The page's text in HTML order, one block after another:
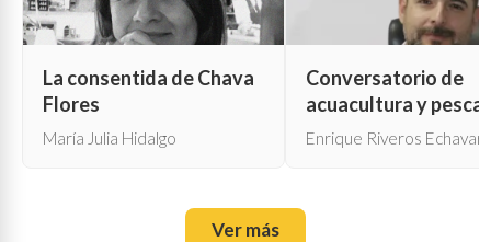
La consentida de Chava
Flores
María Julia Hidalgo
Conversatorio de
acuacultura y pesca
Enrique Riveros
Ver más